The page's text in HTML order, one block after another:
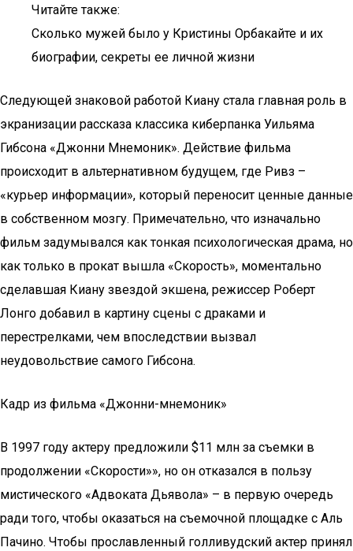
Читайте также:
Сколько мужей было у Кристины Орбакайте и их
биографии, секреты ее личной жизни
Следующей знаковой работой Киану стала главная роль в
экранизации рассказа классика киберпанка Уильяма
Гибсона «Джонни Мнемоник». Действие фильма
происходит в альтернативном будущем, где Ривз –
«курьер информации», который переносит ценные данные
в собственном мозгу. Примечательно, что изначально
фильм задумывался как тонкая психологическая драма, но
как только в прокат вышла «Скорость», моментально
сделавшая Киану звездой экшена, режиссер Роберт
Лонго добавил в картину сцены с драками и
перестрелками, чем впоследствии вызвал
неудовольствие самого Гибсона.
Кадр из фильма «Джонни-мнемоник»
В 1997 году актеру предложили $11 млн за съемки в
продолжении «Скорости»», но он отказался в пользу
мистического «Адвоката Дьявола» – в первую очередь
ради того, чтобы оказаться на съемочной площадке с Аль
Пачино. Чтобы прославленный голливудский актер принял